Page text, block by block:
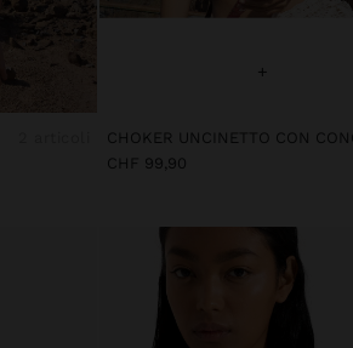
+
CHF 99,90